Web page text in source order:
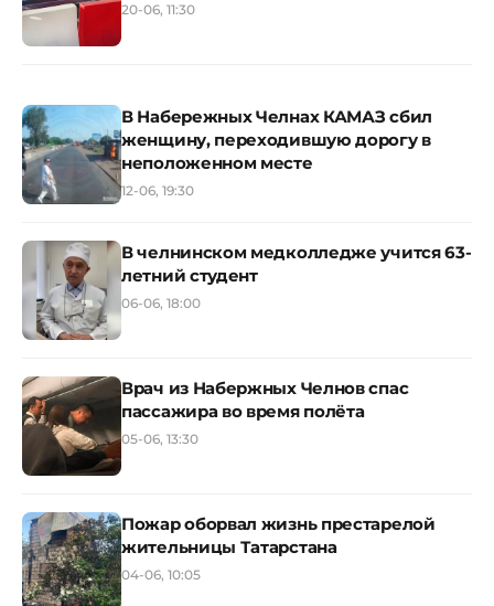
20-06, 11:30
В Набережных Челнах КАМАЗ сбил
женщину, переходившую дорогу в
неположенном месте
12-06, 19:30
В челнинском медколледже учится 63-
летний студент
06-06, 18:00
Врач из Набержных Челнов спас
пассажира во время полёта
05-06, 13:30
Пожар оборвал жизнь престарелой
жительницы Татарстана
04-06, 10:05